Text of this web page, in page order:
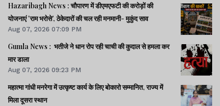
Hazaribagh News : चौपारण में डीएमएफटी की करोड़ों की
योजनाएं 'राम भरोसे', ठेकेदारों की चल रही मनमानी- मुकुंद साव
Aug 07, 2026 07:09 PM
Gumla News : भतीजे ने धान रोप रही चाची की कुदाल से हमला कर
मार डाला
Aug 07, 2026 09:23 PM
महात्मा गांधी मनरेगा में उत्कृष्ट कार्य के लिए बोकारो सम्मानित, राज्य में
मिला दूसरा स्थान